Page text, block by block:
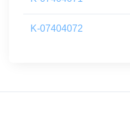
K-07404072